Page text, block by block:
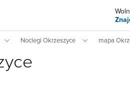
Noclegi Okrzeszyce mapa